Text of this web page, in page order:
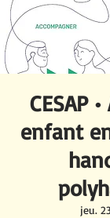
CESAP
enfant
jeu.